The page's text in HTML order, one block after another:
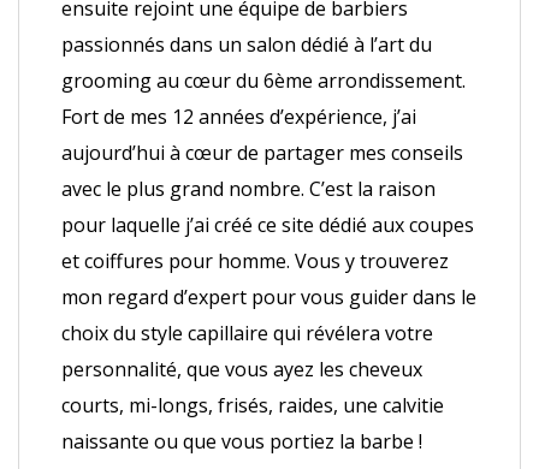
ensuite rejoint une équipe de barbiers
passionnés dans un salon dédié à l’art du
grooming au cœur du 6ème arrondissement.
Fort de mes 12 années d’expérience, j’ai
aujourd’hui à cœur de partager mes conseils
avec le plus grand nombre. C’est la raison
pour laquelle j’ai créé ce site dédié aux coupes
et coiffures pour homme. Vous y trouverez
mon regard d’expert pour vous guider dans le
choix du style capillaire qui révélera votre
personnalité, que vous ayez les cheveux
courts, mi-longs, frisés, raides, une calvitie
naissante ou que vous portiez la barbe !